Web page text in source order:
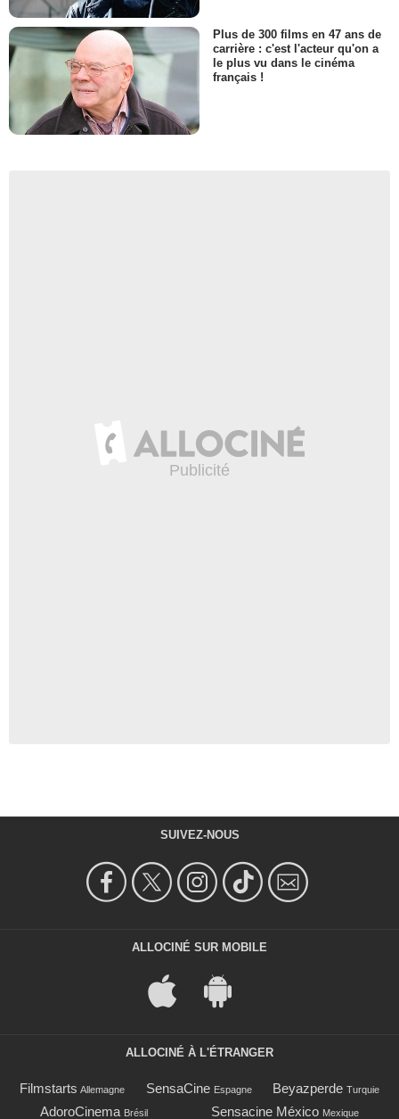
Plus de 300 films en 47 ans de
carrière : c'est l'acteur qu'on a
le plus vu dans le cinéma
français !
SUIVEZ-NOUS
ALLOCINÉ SUR MOBILE
ALLOCINÉ À L'ÉTRANGER
Filmstarts Allemagne SensaCine Espagne Beyazperde Turquie
AdoroCinema Brésil Sensacine México Mexique